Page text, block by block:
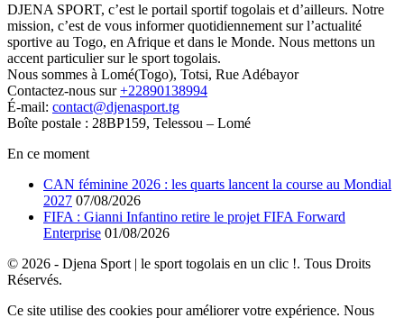
DJENA SPORT, c’est le portail sportif togolais et d’ailleurs. Notre
mission, c’est de vous informer quotidiennement sur l’actualité
sportive au Togo, en Afrique et dans le Monde. Nous mettons un
accent particulier sur le sport togolais.
Nous sommes à Lomé(Togo), Totsi, Rue Adébayor
Contactez-nous sur+22890138994
É-mail: contact@djenasport.tg
Boîte postale : 28BP159, Telessou – Lomé
En ce moment
CAN féminine 2026 : les quarts lancent la course au Mondial
2027 07/08/2026
FIFA : Gianni Infantino retire le projet FIFA Forward
Enterprise 01/08/2026
© 2026 - Djena Sport | le sport togolais en un clic !. Tous Droits
Réservés.
Ce site utilise des cookies pour améliorer votre expérience. Nous